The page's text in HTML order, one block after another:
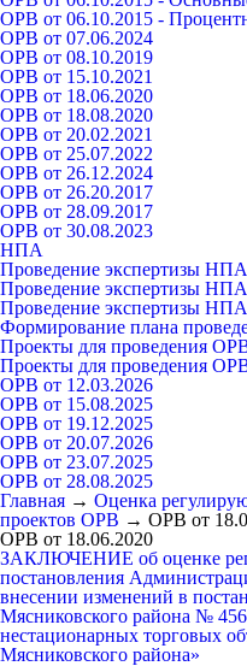
ОРВ от 06.10.2015 -
ОРВ от 07.06.2024
ОРВ от 08.10.2019
ОРВ от 15.10.2021
ОРВ от 18.06.2020
ОРВ от 18.08.2020
ОРВ от 20.02.2021
ОРВ от 25.07.2022
ОРВ от 26.12.2024
ОРВ от 26.20.2017
ОРВ от 28.09.2017
ОРВ от 30.08.2023
НПА
Проведение экспертизы НПА
Проведение экспертизы НПА
Проведение экспертизы НПА
Формирование плана
Проекты для проведения
Проекты для проведения
ОРВ от 12.03.2026
ОРВ от 15.08.2025
ОРВ от 19.12.2025
ОРВ от 20.07.2026
ОРВ от 23.07.2025
ОРВ от 28.08.2025
Главная → Оценка
проектов ОРВ → ОРВ от
ОРВ от 18.06.2020
ЗАКЛЮЧЕНИЕ об оценке
постановления
внесении изменений в
Мясниковского района №
нестационарных торговых
Мясниковского района»